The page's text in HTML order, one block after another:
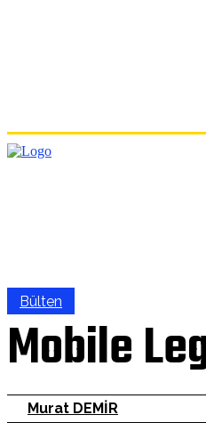
Bülten
Mobile
Murat DEMİR